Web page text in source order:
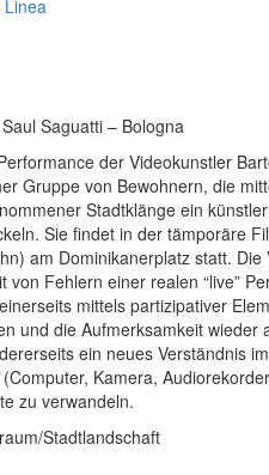
Saguatti – Bologna
der Videokunstler
Gruppe von Bewohnern, die
Stadtklänge ein
Sie findet in der tämporäre
am Dominikanerplatz statt.
von Fehlern einer realen “live”
mittels partizipativer
und die Aufmerksamkeit wieder
ein neues Verständnis
Kamera,
zu verwandeln.
Stadtlandschaft